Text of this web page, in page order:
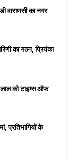
वाराणसी का नगर
का गठन, प्रियंका
लाल को टाइम्स ऑफ
प्रतिभागियों के